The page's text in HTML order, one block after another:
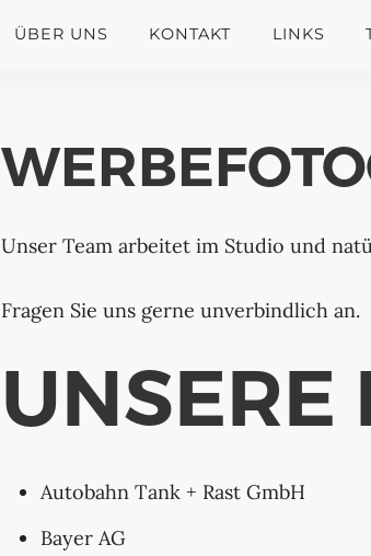
ÜBER UNS KONTAKT LINKS
Unser Team arbeitet im Studio und
Fragen Sie uns gerne unverbindlich an.
UNSERE
Autobahn Tank + Rast GmbH
Bayer AG